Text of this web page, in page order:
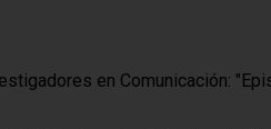
en Comunicación: